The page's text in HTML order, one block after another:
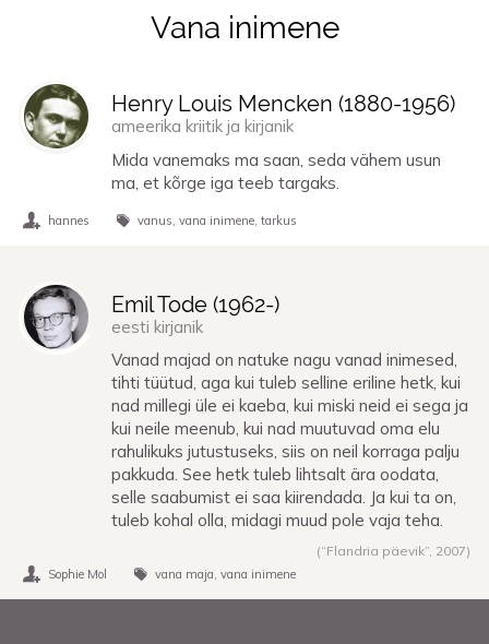
Tsitaadid teemalvana inimene
Vana inimene
Henry Louis Mencken (1880-1956)
ameerika kriitik ja kirjanik
Mida vanemaks ma saan, seda vähem usun
ma, et kõrge iga teeb targaks.
hannes vanus vana inimene tarkus
Emil Tode (1962-)
eesti kirjanik
Vanad majad on natuke nagu vanad inimesed,
tihti tüütud, aga kui tuleb selline eriline hetk, kui
nad millegi üle ei kaeba, kui miski neid ei sega ja
kui neile meenub, kui nad muutuvad oma elu
rahulikuks jutustuseks, siis on neil korraga palju
pakkuda. See hetk tuleb lihtsalt ära oodata,
selle saabumist ei saa kiirendada. Ja kui ta on,
tuleb kohal olla, midagi muud pole vaja teha.
(“Flandria päevik”, 2007)
Sophie Mol vana maja vana inimene